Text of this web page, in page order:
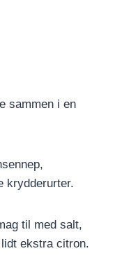
sammen i en
krydderurter.
til med salt,
ekstra citron.